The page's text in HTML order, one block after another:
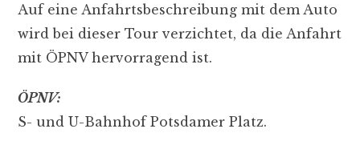
Auf eine Anfahrtsbeschreibung mit dem Auto
wird bei dieser Tour verzichtet, da die Anfahrt
mit ÖPNV hervorragend ist.
ÖPNV:
S- und U-Bahnhof Potsdamer Platz.